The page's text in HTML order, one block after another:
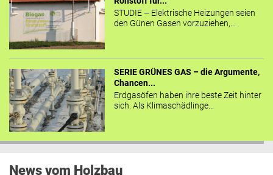
STUDIE – Elektrische Heizungen seien
den Günen Gasen vorzuziehen,...
SERIE GRÜNES GAS – die Argumente,
Chancen...
Erdgasöfen haben ihre beste Zeit hinter
sich. Als Klimaschädlinge...
News vom Holzbau